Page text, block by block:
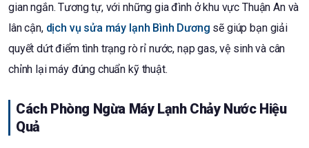
gian ngắn. Tương tự, với những gia đình ở khu vực Thuận An và
lân cận, dịch vụ sửa máy lạnh Bình Dương sẽ giúp bạn giải
quyết dứt điểm tình trạng rò rỉ nước, nạp gas, vệ sinh và cân
chỉnh lại máy đúng chuẩn kỹ thuật.
Cách Phòng Ngừa Máy Lạnh Chảy Nước Hiệu
Quả